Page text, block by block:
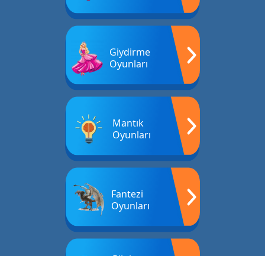
Giydirme
Oyunları
Mantık
Oyunları
Fantezi
Oyunları